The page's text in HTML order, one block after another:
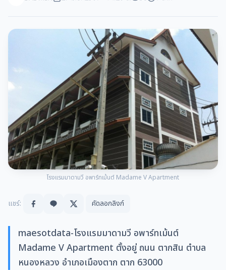
โรงแรมมาดามวี อพาร์ทเม้นต์ Madame V Apartment
แชร์: คัดลอกลิงก์
maesotdata-โรงแรมมาดามวี อพาร์ทเม้นต์
Madame V Apartment ตั้งอยู่ ถนน ตากสิน ตำบล
หนองหลวง อำเภอเมืองตาก ตาก 63000